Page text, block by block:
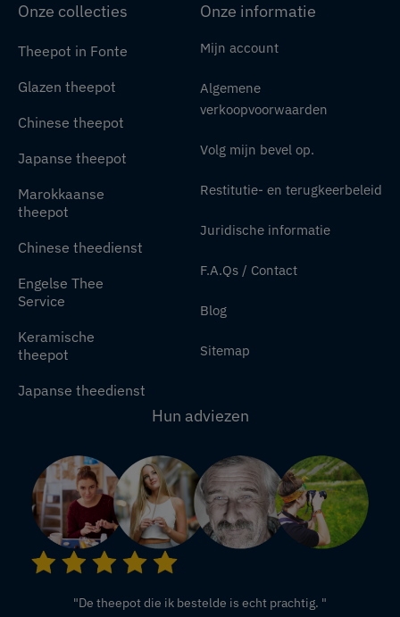
Onze collecties
Theepot in Fonte
Glazen theepot
Chinese theepot
Japanse theepot
Marokkaanse
theepot
Chinese theedienst
Engelse Thee
Service
Keramische
theepot
Japanse theedienst
Onze informatie
Mijn account
Algemene
verkoopvoorwaarden
Volg mijn bevel op.
Restitutie- en terugkeerbeleid
Juridische informatie
F.A.Qs / Contact
Blog
Sitemap
Hun adviezen
"De theepot die ik bestelde is echt prachtig. "